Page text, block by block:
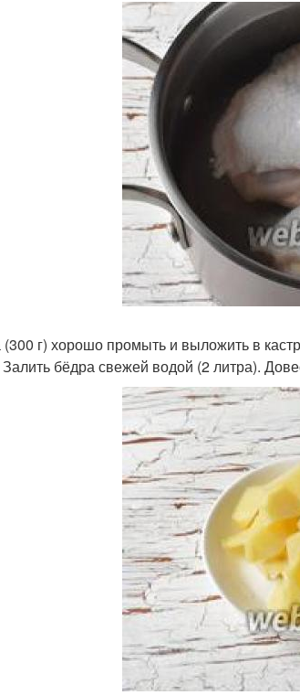
г) хорошо промыть и выложить в
Залить бёдра свежей водой (2 литра).